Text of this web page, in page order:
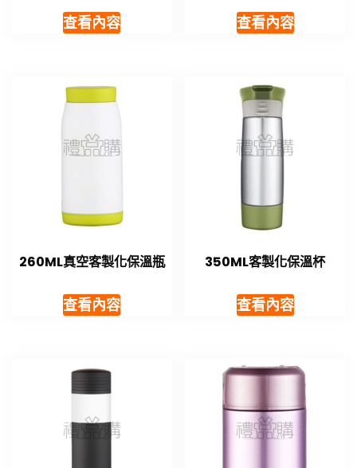
查看內容 查看內容
260ML真空客製化保溫瓶
查看內容
350ML客製化保溫杯
查看內容